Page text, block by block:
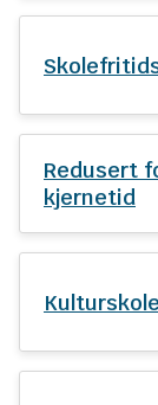
Redusert
kjernetid